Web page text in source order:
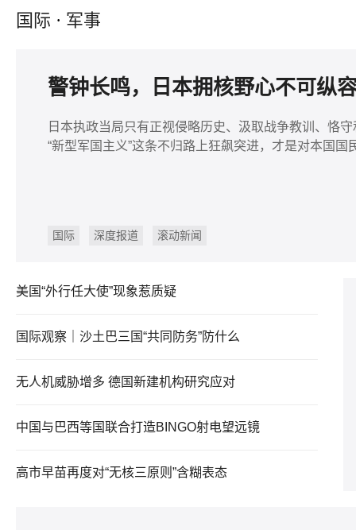
国际 · 军事
警钟长鸣，日本拥核野心不可纵
日本执政当局只有正视侵略历史、汲取战争教训、恪
“新型军国主义”这条不归路上狂飙突进，才是对本国
国际 深度报道 滚动新闻
美国“外行任大使”现象惹质疑
国际观察｜沙土巴三国“共同防务”防什么
无人机威胁增多 德国新建机构研究应对
中国与巴西等国联合打造BINGO射电望远镜
高市早苗再度对“无核三原则”含糊表态